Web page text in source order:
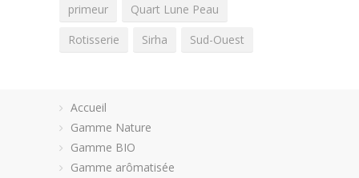
primeur
Quart Lune Peau
Rotisserie
Sirha Sud-Ouest
Accueil
Gamme Nature
Gamme BIO
Gamme arômatisée